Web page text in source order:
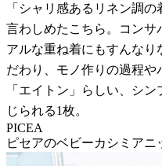
「シャリ感あるリネン調
言わしめたこちら。コンサ
アルな重ね着にもすんなり
だわり、モノ作りの過程や
「エイトン」らしい、シ
じられる1枚。
PICEA
ピセアのベビーカシミアニ